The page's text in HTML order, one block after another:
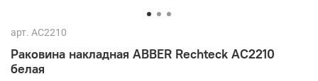
арт. AC2210
Раковина накладная ABBER Rechteck AC2210
белая